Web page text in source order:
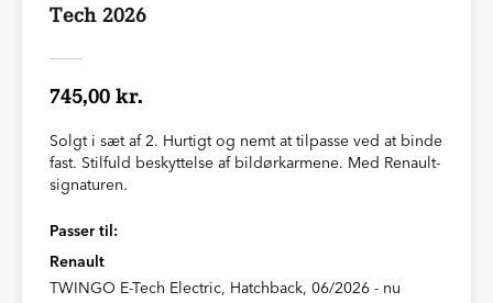
Tech 2026
745,00 kr.
Solgt i sæt af 2. Hurtigt og nemt at tilpasse ved at binde
fast. Stilfuld beskyttelse af bildørkarmene. Med Renault-
signaturen.
Passer til:
Renault
TWINGO E-Tech Electric, Hatchback, 06/2026 - nu